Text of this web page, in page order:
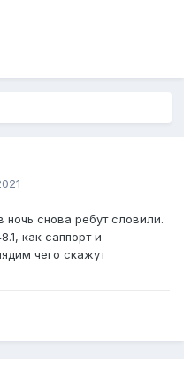
ночь снова ребут словили.
как саппорт и
чего скажут